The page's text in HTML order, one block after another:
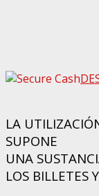
LA
SUPONE
UNA
LOS BILLETES